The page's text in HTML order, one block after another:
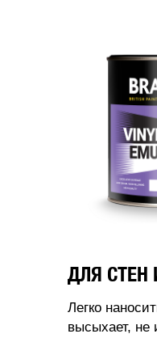
ДЛЯ СТЕН
Легко
высыхает, не